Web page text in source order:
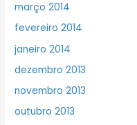
março 2014
fevereiro 2014
janeiro 2014
dezembro 2013
novembro 2013
outubro 2013